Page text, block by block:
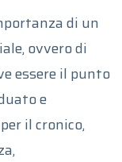
di un
ovvero di
essere il punto
e
il cronico,